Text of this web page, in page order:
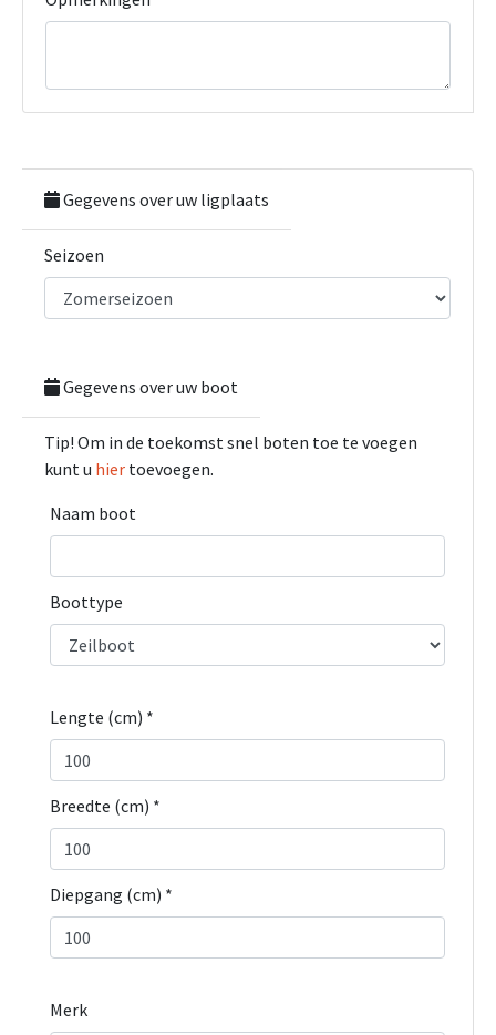
Gegevens over uw ligplaats
Seizoen
Gegevens over uw boot
Tip! Om in de toekomst snel boten toe te voegen
kunt u hier toevoegen.
Naam boot
Boottype
Lengte (cm) *
Breedte (cm) *
Diepgang (cm) *
Merk